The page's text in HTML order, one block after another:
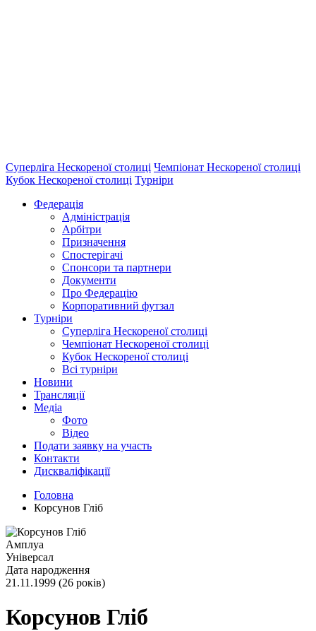
Суперліга Нескореної столиці Чемпіонат Нескореної столиці
Кубок Нескореної столиці Турніри
Федерація
Адміністрація
Арбітри
Призначення
Спостерігачі
Спонсори та партнери
Документи
Про Федерацію
Корпоративний футзал
Турніри
Суперліга Нескореної столиці
Чемпіонат Нескореної столиці
Кубок Нескореної столиці
Всі турніри
Новини
Трансляції
Медіа
Фото
Відео
Подати заявку на участь
Контакти
Дискваліфікації
Головна
Корсунов Гліб
Амплуа
Універсал
Дата народження
21.11.1999 (26 років)
Корсунов Гліб